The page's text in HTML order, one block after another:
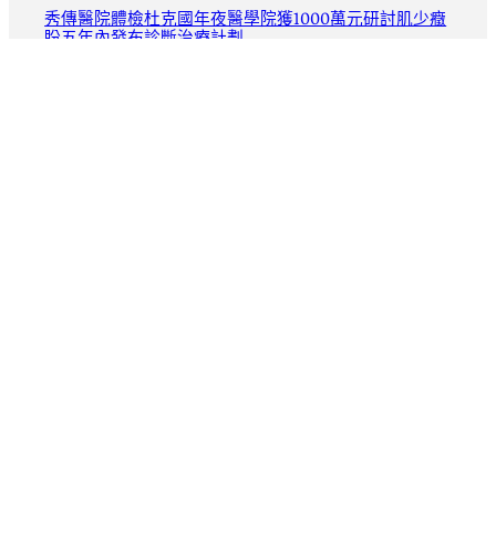
秀傳醫院體檢杜克國年夜醫學院獲1000萬元研討肌少癥
盼五年內發布診斷治療計劃